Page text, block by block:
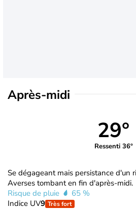
Après-midi
29°
Ressenti 36°
Se dégageant mais persistance d'un
Averses tombant en fin d'après-midi.
Risque de pluie
65 %
Indice UV9 Très fort